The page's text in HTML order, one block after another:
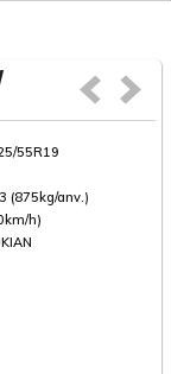
55R19
(875kg/anv.)
h)